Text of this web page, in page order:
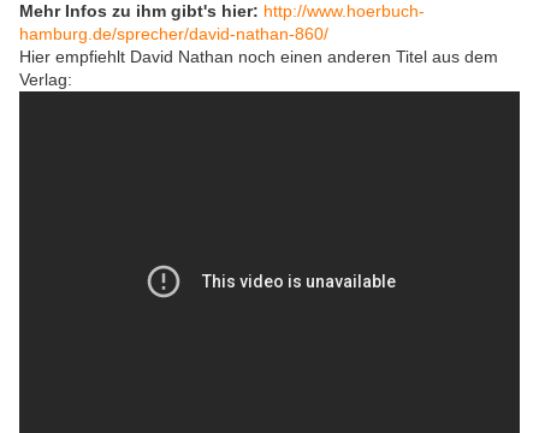
Mehr Infos zu ihm gibt's hier: http://www.hoerbuch-
hamburg.de/sprecher/david-nathan-860/
Hier empfiehlt David Nathan noch einen anderen Titel aus dem
Verlag: